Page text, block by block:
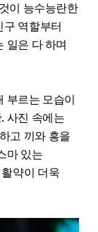
이 능수능란한
역할부터
일은 다 하며
부르는 모습이
사진 속에는
고 끼와 흥을
마 있는
약이 더욱